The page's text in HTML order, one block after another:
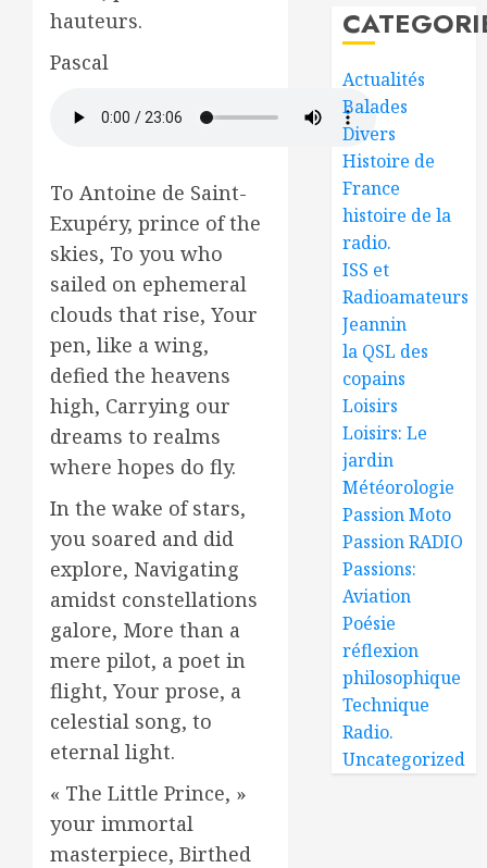
hauteurs.
Pascal
To Antoine de Saint-
Exupéry, prince of the
skies, To you who
sailed on ephemeral
clouds that rise, Your
pen, like a wing,
defied the heavens
high, Carrying our
dreams to realms
where hopes do fly.
In the wake of stars,
you soared and did
explore, Navigating
amidst constellations
galore, More than a
mere pilot, a poet in
flight, Your prose, a
celestial song, to
eternal light.
« The Little Prince, »
your immortal
masterpiece, Birthed
Actualités
Balades
Divers
Histoire de
France
histoire de la
radio.
ISS et
Radioamateurs
Jeannin
la QSL des
copains
Loisirs
Loisirs: Le
jardin
Météorologie
Passion Moto
Passion RADIO
Passions:
Aviation
Poésie
réflexion
philosophique
Technique
Radio.
Uncategorized